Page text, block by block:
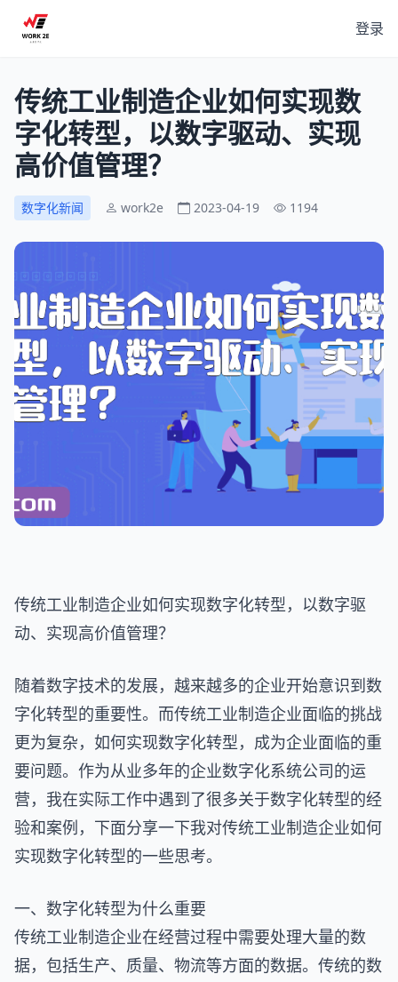
登录
传统工业制造企业如何实现数
字化转型，以数字驱动、实现
高价值管理？
数字化新闻 work2e 2023-04-19 1194
传统工业制造企业如何实现数字化转型，以数字驱
动、实现高价值管理？
随着数字技术的发展，越来越多的企业开始意识到数
字化转型的重要性。而传统工业制造企业面临的挑战
更为复杂，如何实现数字化转型，成为企业面临的重
要问题。作为从业多年的企业数字化系统公司的运
营，我在实际工作中遇到了很多关于数字化转型的经
验和案例，下面分享一下我对传统工业制造企业如何
实现数字化转型的一些思考。
一、数字化转型为什么重要
传统工业制造企业在经营过程中需要处理大量的数
据，包括生产、质量、物流等方面的数据。传统的数